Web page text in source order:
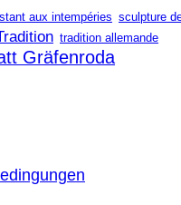
aux intempéries sculpture
tradition allemande
Gräfenroda